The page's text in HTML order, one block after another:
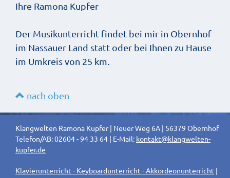
Ihre Ramona Kupfer
Der Musikunterricht findet bei mir in Obernhof
im Nassauer Land statt oder bei Ihnen zu Hause
im Umkreis von 25 km.
nach oben
Klangwelten Ramona Kupfer | Neuer Weg 6A | 56379 Obernhof
Telefon/AB: 02604 - 94 33 64 | E-Mail: kontakt@klangwelten-
kupfer.de
Klavierunterricht - Keyboardunterricht - Akkordeonunterricht |